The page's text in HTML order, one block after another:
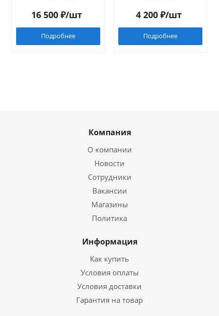
16 500₽/шт
Подробнее
4 200₽/шт
Подробнее
Компания
О компании
Новости
Сотрудники
Вакансии
Магазины
Политика
Информация
Как купить
Условия оплаты
Условия доставки
Гарантия на товар